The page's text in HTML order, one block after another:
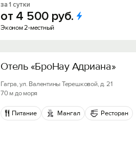
за 1 сутки
от 4 500 руб.
Эконом 2-местный
Отель «БроНау Адриана»
Гагра, ул. Валентины Терешковой, д. 21
70 м до моря
Питание Мангал Ресторан